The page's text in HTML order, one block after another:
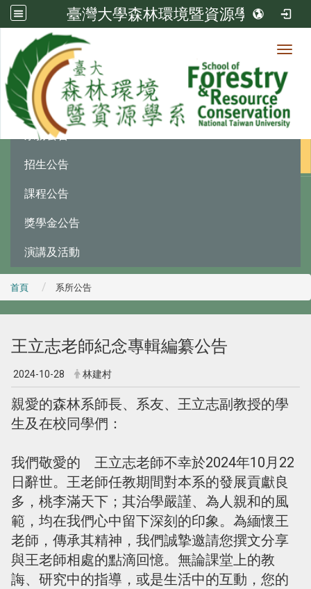
臺灣大學森林環境暨資源學系
最新消息
系務公告
招生公告
課程公告
獎學金公告
演講及活動
首頁 系所公告
王立志老師紀念專輯編纂公告
2024-10-28 林建村
親愛的森林系師長、系友、王立志副教授的學
生及在校同學們：
我們敬愛的 王立志老師不幸於2024年10月22
日辭世。王老師任教期間對本系的發展貢獻良
多，桃李滿天下；其治學嚴謹、為人親和的風
範，均在我們心中留下深刻的印象。為緬懷王
老師，傳承其精神，我們誠摯邀請您撰文分享
與王老師相處的點滴回憶。無論課堂上的教
誨、研究中的指導，或是生活中的互動，您的